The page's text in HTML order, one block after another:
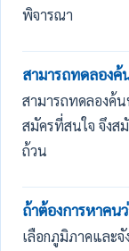
พิจารณา
สามารถทดลองค้
สามารถทดลองค้
สมัครที่สนใจ จึงส
ถ้วน
ถ้าต้องการหาคน
เลือกภูมิภาคและ